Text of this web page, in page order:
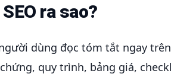
ra sao?
dùng đọc tóm tắt ngay trên
quy trình, bảng giá,